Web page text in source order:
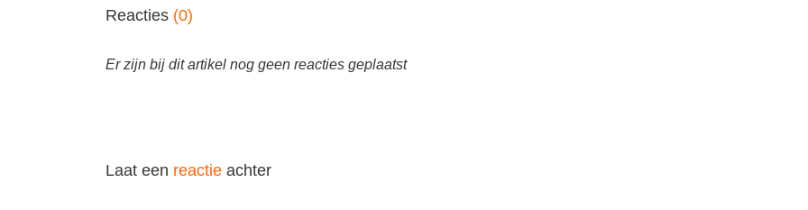
Reacties (0)
Er zijn bij dit artikel nog geen reacties geplaatst
Laat een reactie achter